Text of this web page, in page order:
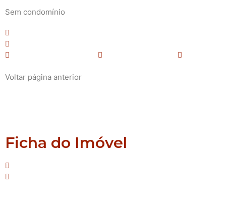
Sem condomínio
Voltar página anterior
Ficha do Imóvel